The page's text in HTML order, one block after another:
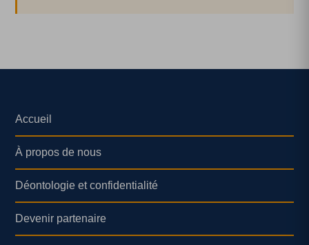
Accueil
À propos de nous
Déontologie et confidentialité
Devenir partenaire